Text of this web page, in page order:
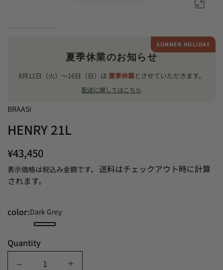
SUMMER HOLIDAY
夏季休業のお知らせ
8月11日（火）〜16日（日）は 夏季休業とさせていただきます。
配送に関してはこちら
BRAASI
HENRY 21L
¥43,450
表示価格は税込み金額です。 送料はチェックアウト時に計算
されます。
color:Dark Grey
Quantity
Quantity